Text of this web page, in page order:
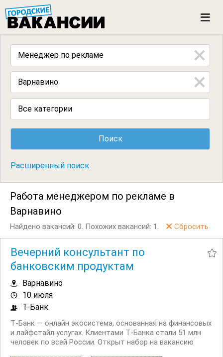
n
Все категории
Расширенный поиск
Работа менеджером по рекламе в
Варнавино
Найдено вакансий: 0. Похожих вакансий: 1. Сбросить
Вечерний консультант по
банковским продуктам
Варнавино
10 июля
Т-Банк
Т‑Банк — онлайн экосистема, основанная на финансовых
и лайфстайл услугах. Клиентами Т‑Банка стали 51 млн
человек по всей России. Открыт набор на вакансию